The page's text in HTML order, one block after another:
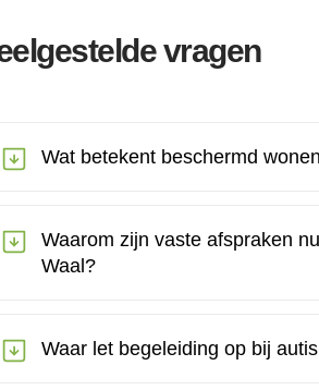
vragen
Wat betekent beschermd
Waarom zijn vaste afspraken
Waal?
Waar let begeleiding op bij